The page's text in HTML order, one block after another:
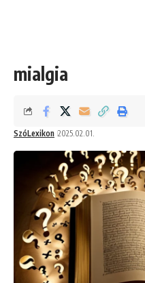
mialgia
SzóLexikon 2025.02.01.